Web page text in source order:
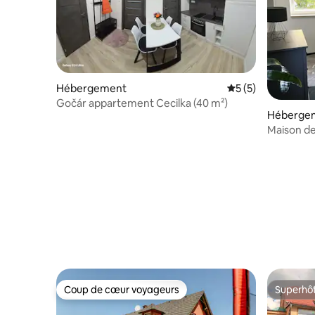
Hébergement Évaluation
5 (5)
Gočár appartement Cecilka (40 m²)
Maison
Coup de cœur voyageurs
Coup de cœur voyageurs